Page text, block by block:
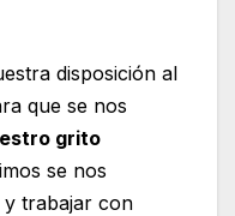
disposición al
que se nos
grito
se nos
y trabajar con